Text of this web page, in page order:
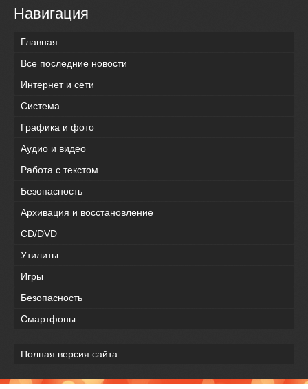
Навигация
Главная
Все последние новости
Интернет и сети
Система
Графика и фото
Аудио и видео
Работа с текстом
Безопасность
Архивация и восстановление
CD/DVD
Утилиты
Игры
Безопасность
Смартфоны
Полная версия сайта